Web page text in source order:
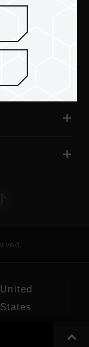
United
States